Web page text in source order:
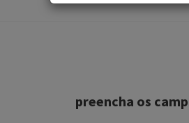
preencha os